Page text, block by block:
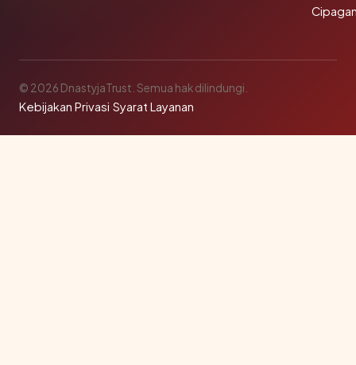
© 2026 DnastyjaTrust. Semua hak dilindungi.
Kebijakan Privasi·Syarat Layanan